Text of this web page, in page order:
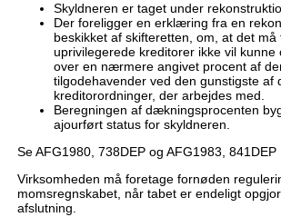
Skyldneren er taget under
Der foreligger en erklæring fra en
beskikket af skifteretten, om, at det
uprivilegerede kreditorer ikke vil
over en nærmere angivet procent af
tilgodehavender ved den gunstigste af
kreditorordninger, der arbejdes med.
Beregningen af dækningsprocenten
ajourført status for skyldneren.
Se AFG1980, 738DEP og AFG1983, 841DEP
Virksomheden må foretage fornøden
momsregnskabet, når tabet er endeligt
afslutning.